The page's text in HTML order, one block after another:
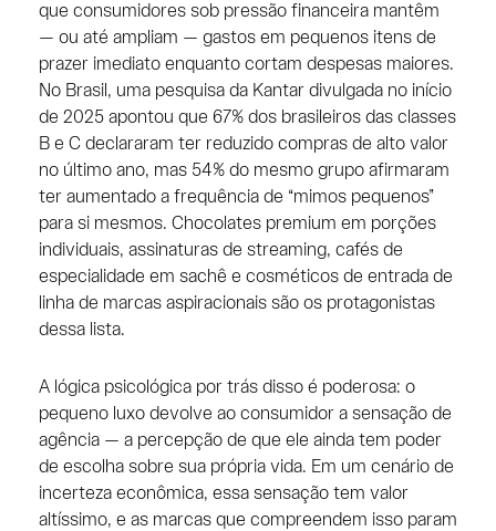
que consumidores sob pressão financeira mantêm
— ou até ampliam — gastos em pequenos itens de
prazer imediato enquanto cortam despesas maiores.
No Brasil, uma pesquisa da Kantar divulgada no início
de 2025 apontou que 67% dos brasileiros das classes
B e C declararam ter reduzido compras de alto valor
no último ano, mas 54% do mesmo grupo afirmaram
ter aumentado a frequência de “mimos pequenos”
para si mesmos. Chocolates premium em porções
individuais, assinaturas de streaming, cafés de
especialidade em sachê e cosméticos de entrada de
linha de marcas aspiracionais são os protagonistas
dessa lista.
A lógica psicológica por trás disso é poderosa: o
pequeno luxo devolve ao consumidor a sensação de
agência — a percepção de que ele ainda tem poder
de escolha sobre sua própria vida. Em um cenário de
incerteza econômica, essa sensação tem valor
altíssimo, e as marcas que compreendem isso param